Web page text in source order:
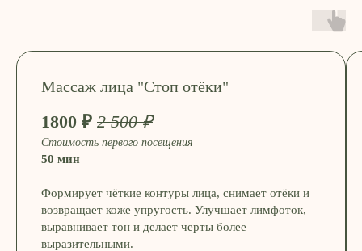
Массаж лица "Стоп отёки"
1800 ₽ 2 500 ₽
Стоимость первого посещения
50 мин
Формирует чёткие контуры лица, снимает отёки и
возвращает коже упругость. Улучшает лимфоток,
выравнивает тон и делает черты более
выразительными.